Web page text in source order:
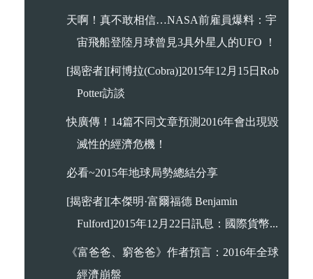
天啊！真不敢相信…NASA前雇員爆料：宇
宙飛船登陸月球曾見3具外星人的UFO ！
[揭密者][柯博拉(Cobra)]2015年12月15日Rob
Potter訪談
快廣傳！14篇不同文章預測2016年會出現毀
滅性的經濟危機！
必看~2015年地球局勢總結分享
[揭密者][本傑明·富爾福德 Benjamin
Fulford]2015年12月22日訊息：國際貨幣...
《富爸爸、窮爸爸》作者預言：2016年全球
經濟崩盤